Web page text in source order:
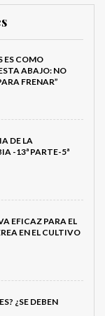
ES COMO
ABAJO: NO
FRENAR”
DE LA
-13ª PARTE-5ª
EFICAZ PARA EL
EN EL CULTIVO
¿SE DEBEN